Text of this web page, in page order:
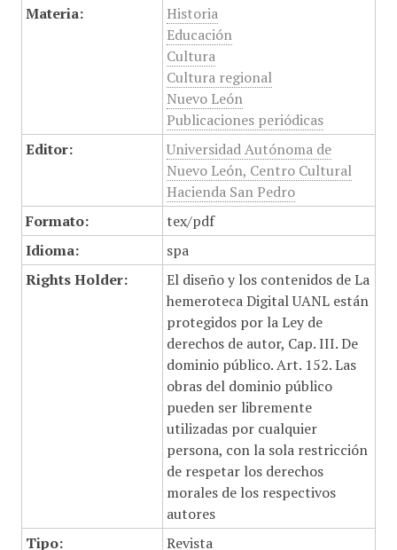
Materia:
Historia
Educación
Cultura
Cultura regional
Nuevo León
Publicaciones periódicas
Editor:
Universidad Autónoma de
Nuevo León, Centro Cultural
Hacienda San Pedro
Formato:
tex/pdf
Idioma:
spa
Rights Holder:
El diseño y los contenidos de La
hemeroteca Digital UANL están
protegidos por la Ley de
derechos de autor, Cap. III. De
dominio público. Art. 152. Las
obras del dominio público
pueden ser libremente
utilizadas por cualquier
persona, con la sola restricción
de respetar los derechos
morales de los respectivos
autores
Tipo:
Revista